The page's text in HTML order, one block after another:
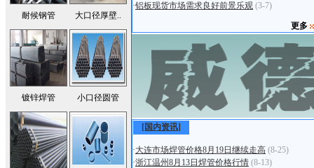
耐候钢管 大口径厚壁..
镀锌焊管 小口径圆管
·铝板现货市场需求良好前景乐观 (3-7)
更多
[国内资讯]
·大连市场焊管价格8月19日继续走高 (8-25)
·浙江温州8月13日焊管价格行情 (8-13)